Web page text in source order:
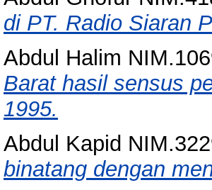
di PT. Radio Siaran
Abdul Halim
Barat hasil sensus
1995.
Abdul Kapid
binatang dengan